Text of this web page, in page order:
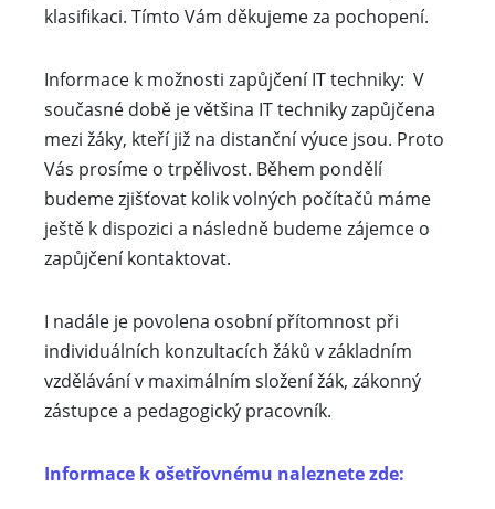
klasifikaci. Tímto Vám děkujeme za pochopení.
Informace k možnosti zapůjčení IT techniky: V
současné době je většina IT techniky zapůjčena
mezi žáky, kteří již na distanční výuce jsou. Proto
Vás prosíme o trpělivost. Během pondělí
budeme zjišťovat kolik volných počítačů máme
ještě k dispozici a následně budeme zájemce o
zapůjčení kontaktovat.
I nadále je povolena osobní přítomnost při
individuálních konzultacích žáků v základním
vzdělávání v maximálním složení žák, zákonný
zástupce a pedagogický pracovník.
Informace k ošetřovnému naleznete zde: